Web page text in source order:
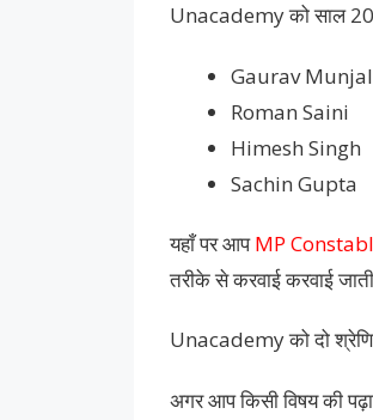
Unacademy को साल
Gaurav Munjal
Roman Saini
Himesh Singh
Sachin Gupta
यहाँ पर आपMP
तरीके से करवाई करवाई
Unacademy को दो
अगर आप किसी विषय की